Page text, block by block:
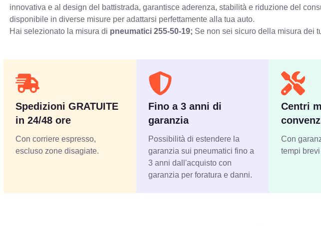
innovativa e al design del battistrada, garantisce aderenza, stabilità e riduzione del
disponibile in diverse misure per adattarsi perfettamente alla tua auto.
Hai selezionato la misura di pneumatici255-50-19; Se non sei sicuro della misura dei
Spedizioni GRATUITE
in 24/48 ore
Con corriere espresso,
escluso zone disagiate.
Fino a 3 anni di
garanzia
Possibilità di estendere la
garanzia sui pneumatici fino a
3 anni dall'acquisto con
garanzia per foratura e danni.
Centri
Con
tempi